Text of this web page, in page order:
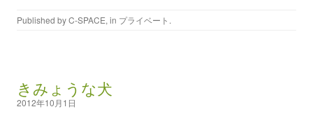
Published byC-SPACE, in プライベート .
きみょうな犬
2012年10月1日